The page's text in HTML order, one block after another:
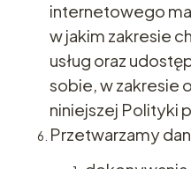
internetowego
w jakim zakresie
usług oraz
sobie, w zakresie
niniejszej Polityki
Przetwarzamy